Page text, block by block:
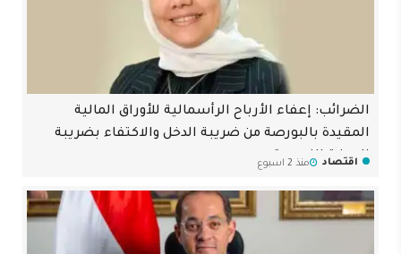
الضرائب: إعفاء الأرباح الرأسمالية للأوراق المالية
المقيدة بالبورصة من ضريبة الدخل والاكتفاء بضريبة
الدمغة النسبية
اقتصاد منذ 2 اسبوع